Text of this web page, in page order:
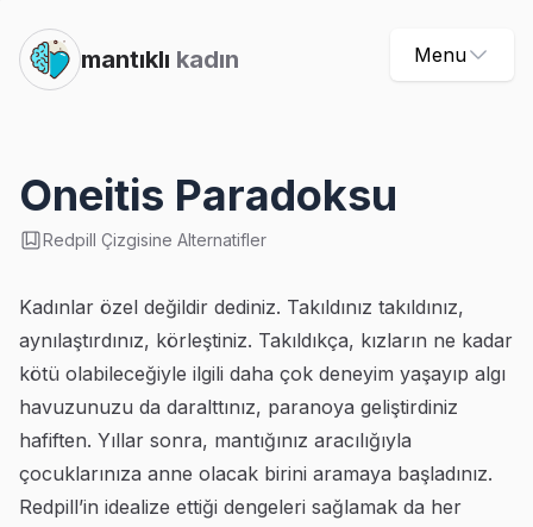
mantıklı kadın Menu
Oneitis Paradoksu
Redpill Çizgisine Alternatifler
Kadınlar özel değildir dediniz. Takıldınız takıldınız,
aynılaştırdınız, körleştiniz. Takıldıkça, kızların ne kadar
kötü olabileceğiyle ilgili daha çok deneyim yaşayıp algı
havuzunuzu da daralttınız, paranoya geliştirdiniz
hafiften. Yıllar sonra, mantığınız aracılığıyla
çocuklarınıza anne olacak birini aramaya başladınız.
Redpill’in idealize ettiği dengeleri sağlamak da her